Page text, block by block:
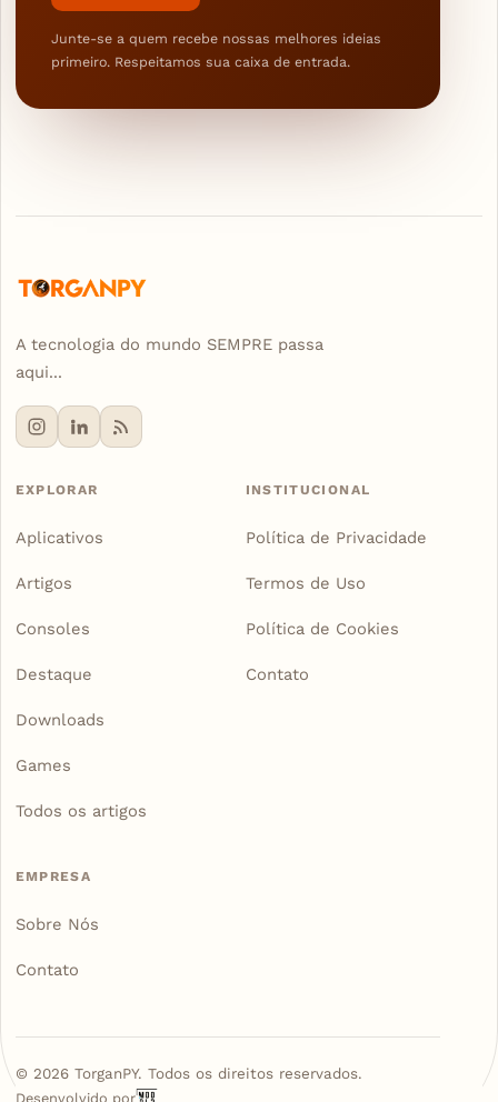
Junte-se a quem recebe nossas melhores ideias
primeiro. Respeitamos sua caixa de entrada.
A tecnologia do mundo SEMPRE passa
aqui...
EXPLORAR
Aplicativos
Artigos
Consoles
Destaque
Downloads
Games
Todos os artigos
INSTITUCIONAL
Política de Privacidade
Termos de Uso
Política de Cookies
Contato
EMPRESA
Sobre Nós
Contato
© 2026TorganPY. Todos os direitos reservados.
Desenvolvido por